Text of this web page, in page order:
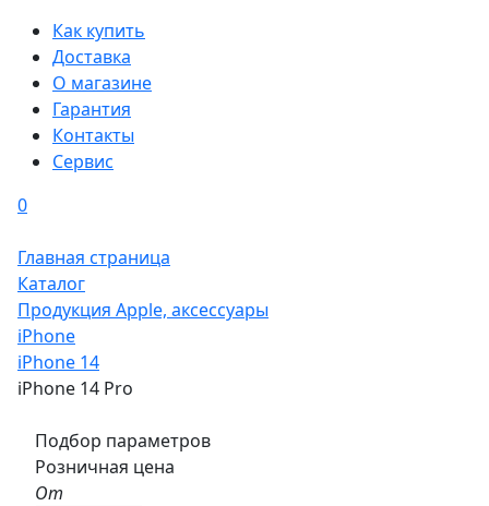
Как купить
Доставка
О магазине
Гарантия
Контакты
Сервис
0
Главная страница
Каталог
Продукция Apple, аксессуары
iPhone
iPhone 14
iPhone 14 Pro
Подбор параметров
Розничная цена
От